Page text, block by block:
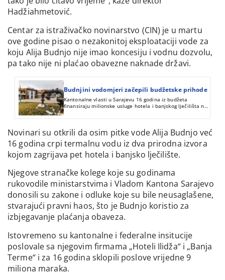
Hadžiahmetović.
Centar za istraživačko novinarstvo (CIN) je u martu
ove godine pisao o nezakonitoj eksploataciji vode za
koju Alija Budnjo nije imao koncesiju i vodnu dozvolu,
pa tako nije ni plaćao obavezne naknade državi.
Budnjini vodomjeri začepili budžetske prihode
Kantonalne vlasti u Sarajevu 16 godina iz budžeta
finansiraju milionske usluge hotela i banjskog lječilišta na
Ilidži iako od njih ne naplaćuju naknade za korištenje
Novinari su otkrili da osim pitke vode Alija Budnjo već
16 godina crpi termalnu vodu iz dva prirodna izvora
kojom zagrijava pet hotela i banjsko lječilište.
Njegove stranačke kolege koje su godinama
rukovodile ministarstvima i Vladom Kantona Sarajevo
donosili su zakone i odluke koje su bile neusaglašene,
stvarajući pravni haos, što je Budnjo koristio za
izbjegavanje plaćanja obaveza.
Istovremeno su kantonalne i federalne insitucije
poslovale sa njegovim firmama „Hoteli Ilidža“ i „Banja
Terme“ i za 16 godina sklopili poslove vrijedne 9
miliona maraka.